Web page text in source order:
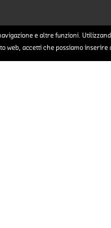
e altre funzioni.
web, accetti che possiamo inserire